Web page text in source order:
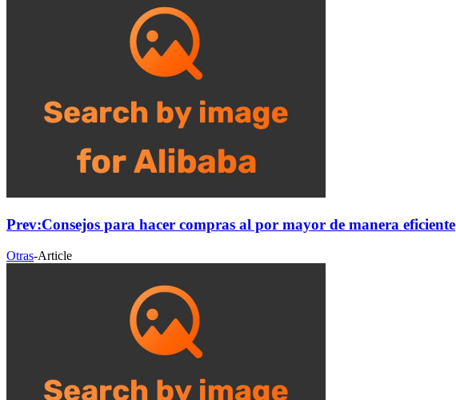
Prev:Consejos para hacer compras al por mayor de manera eficiente
Otras-Article